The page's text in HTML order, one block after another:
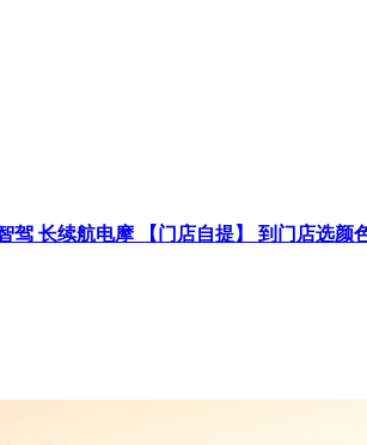
驾 长续航电摩 【门店自提】 到门店选颜